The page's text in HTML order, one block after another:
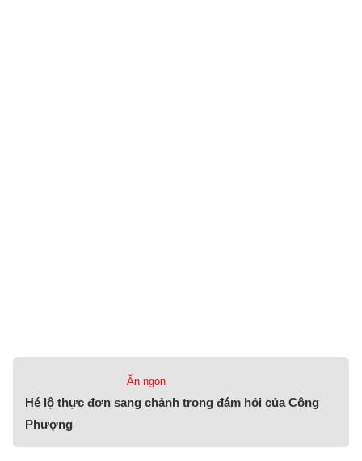
Ăn ngon
Hé lộ thực đơn sang chảnh trong đám hỏi của Công
Phượng